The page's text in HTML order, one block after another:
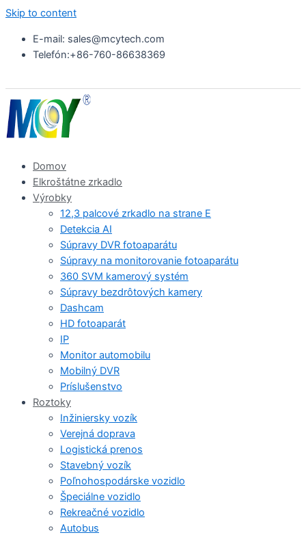
Skip to content
E-mail: sales@mcytech.com
Telefón:+86-760-86638369
Domov
Elkroštátne zrkadlo
Výrobky
12,3 palcové zrkadlo na strane E
Detekcia AI
Súpravy DVR fotoaparátu
Súpravy na monitorovanie fotoaparátu
360 SVM kamerový systém
Súpravy bezdrôtových kamery
Dashcam
HD fotoaparát
IP
Monitor automobilu
Mobilný DVR
Príslušenstvo
Roztoky
Inžiniersky vozík
Verejná doprava
Logistická prenos
Stavebný vozík
Poľnohospodárske vozidlo
Špeciálne vozidlo
Rekreačné vozidlo
Autobus